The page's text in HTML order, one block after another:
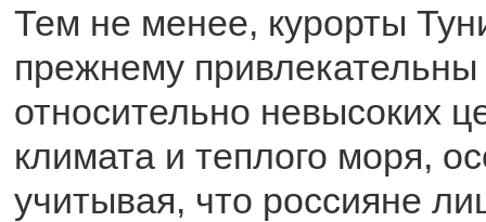
Тем не менее, курорты
прежнему привлекательны
относительно невысоких
климата и теплого моря,
учитывая, что россияне